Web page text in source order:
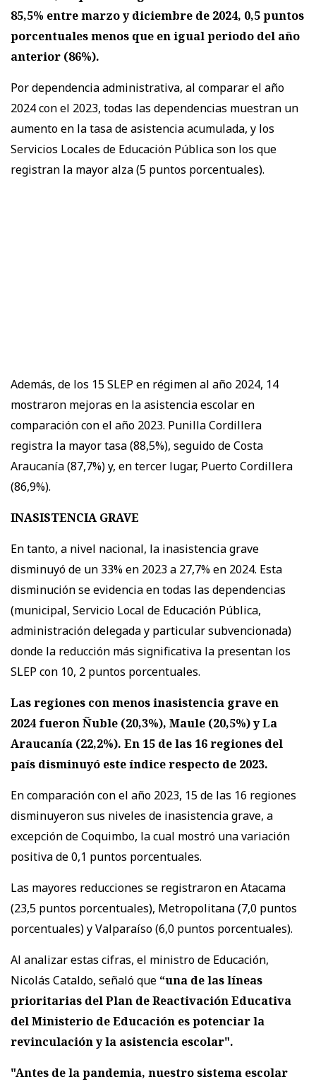
85,5% entre marzo y diciembre de 2024, 0,5 puntos
porcentuales menos que en igual periodo del año
anterior (86%).
Por dependencia administrativa, al comparar el año
2024 con el 2023, todas las dependencias muestran un
aumento en la tasa de asistencia acumulada, y los
Servicios Locales de Educación Pública son los que
registran la mayor alza (5 puntos porcentuales).
Además, de los 15 SLEP en régimen al año 2024, 14
mostraron mejoras en la asistencia escolar en
comparación con el año 2023. Punilla Cordillera
registra la mayor tasa (88,5%), seguido de Costa
Araucanía (87,7%) y, en tercer lugar, Puerto Cordillera
(86,9%).
INASISTENCIA GRAVE
En tanto, a nivel nacional, la inasistencia grave
disminuyó de un 33% en 2023 a 27,7% en 2024. Esta
disminución se evidencia en todas las dependencias
(municipal, Servicio Local de Educación Pública,
administración delegada y particular subvencionada)
donde la reducción más significativa la presentan los
SLEP con 10, 2 puntos porcentuales.
Las regiones con menos inasistencia grave en
2024 fueron Ñuble (20,3%), Maule (20,5%) y La
Araucanía (22,2%). En 15 de las 16 regiones del
país disminuyó este índice respecto de 2023.
En comparación con el año 2023, 15 de las 16 regiones
disminuyeron sus niveles de inasistencia grave, a
excepción de Coquimbo, la cual mostró una variación
positiva de 0,1 puntos porcentuales.
Las mayores reducciones se registraron en Atacama
(23,5 puntos porcentuales), Metropolitana (7,0 puntos
porcentuales) y Valparaíso (6,0 puntos porcentuales).
Al analizar estas cifras, el ministro de Educación,
Nicolás Cataldo, señaló que “una de las líneas
prioritarias del Plan de Reactivación Educativa
del Ministerio de Educación es potenciar la
revinculación y la asistencia escolar".
"Antes de la pandemia, nuestro sistema escolar